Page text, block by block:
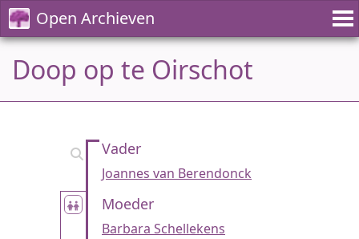
Open Archieven
Doop op te Oirschot
Vader
Joannes van Berendonck
Moeder
Barbara Schellekens